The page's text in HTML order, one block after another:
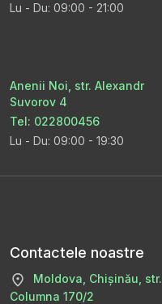
Lu - Du: 09:00 - 21:00
Anenii Noi, str. Alexandr
Suvorov 4
Tel: 022800456
Lu - Du: 09:00 - 19:30
Contactele noastre
Moldova, Chișinău, str.
Columna 170/2